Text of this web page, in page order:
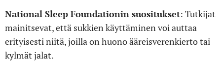
National Sleep Foundationin suositukset: Tutkijat
mainitsevat, että sukkien käyttäminen voi auttaa
erityisesti niitä, joilla on huono ääreisverenkierto tai
kylmät jalat.